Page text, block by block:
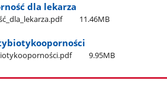
dla lekarza
11.46MB
9.95MB